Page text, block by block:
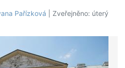
Pařízková | Zveřejněno: úterý